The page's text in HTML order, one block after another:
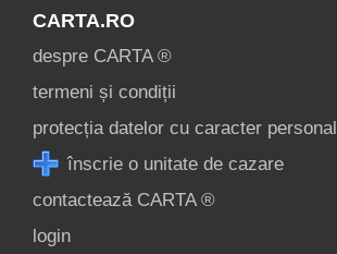
CARTA.RO
despre CARTA ®
termeni și condiții
protecția datelor cu caracter personal
înscrie o unitate de cazare
contactează CARTA ®
login